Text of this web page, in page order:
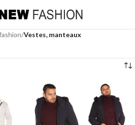
/Vestes, manteaux